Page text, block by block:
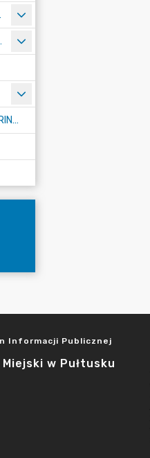
WYKAZ MIEJSC OBJĘTYCH MONITORINGIEM
Informacji Publicznej
Miejski w Pułtusku